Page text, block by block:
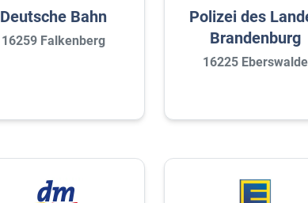
Deutsche Bahn
16259 Falkenberg
Polizei des
Brandenburg
16225 Eberswalde